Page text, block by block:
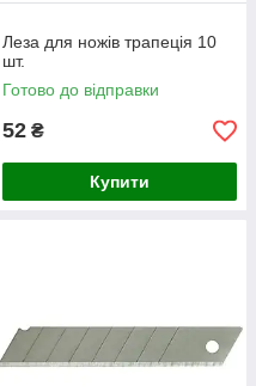
Леза для ножів трапеція 10
шт.
Готово до відправки
52 ₴
Купити